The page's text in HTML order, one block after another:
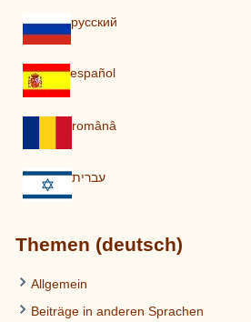
pусский
español
românâ
עברית
Themen (deutsch)
Allgemein
Beiträge in anderen Sprachen